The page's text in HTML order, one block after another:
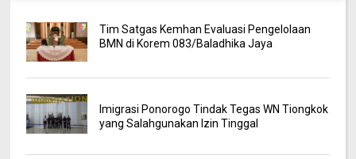
Tim Satgas Kemhan Evaluasi Pengelolaan
BMN di Korem 083/Baladhika Jaya
Imigrasi Ponorogo Tindak Tegas WN Tiongkok
yang Salahgunakan Izin Tinggal